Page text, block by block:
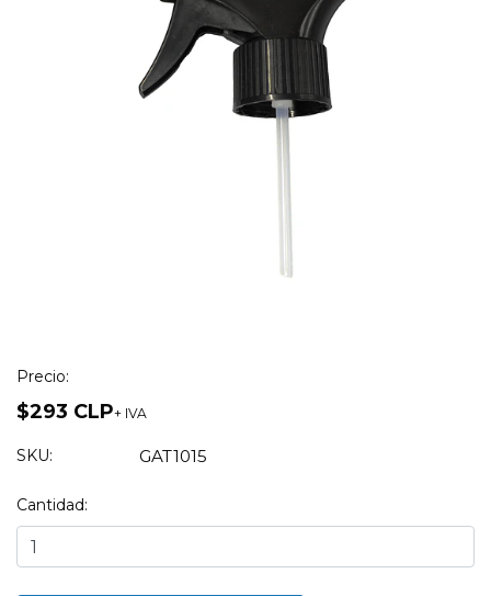
Precio:
$293 CLP+ IVA
SKU: GAT1015
Cantidad: